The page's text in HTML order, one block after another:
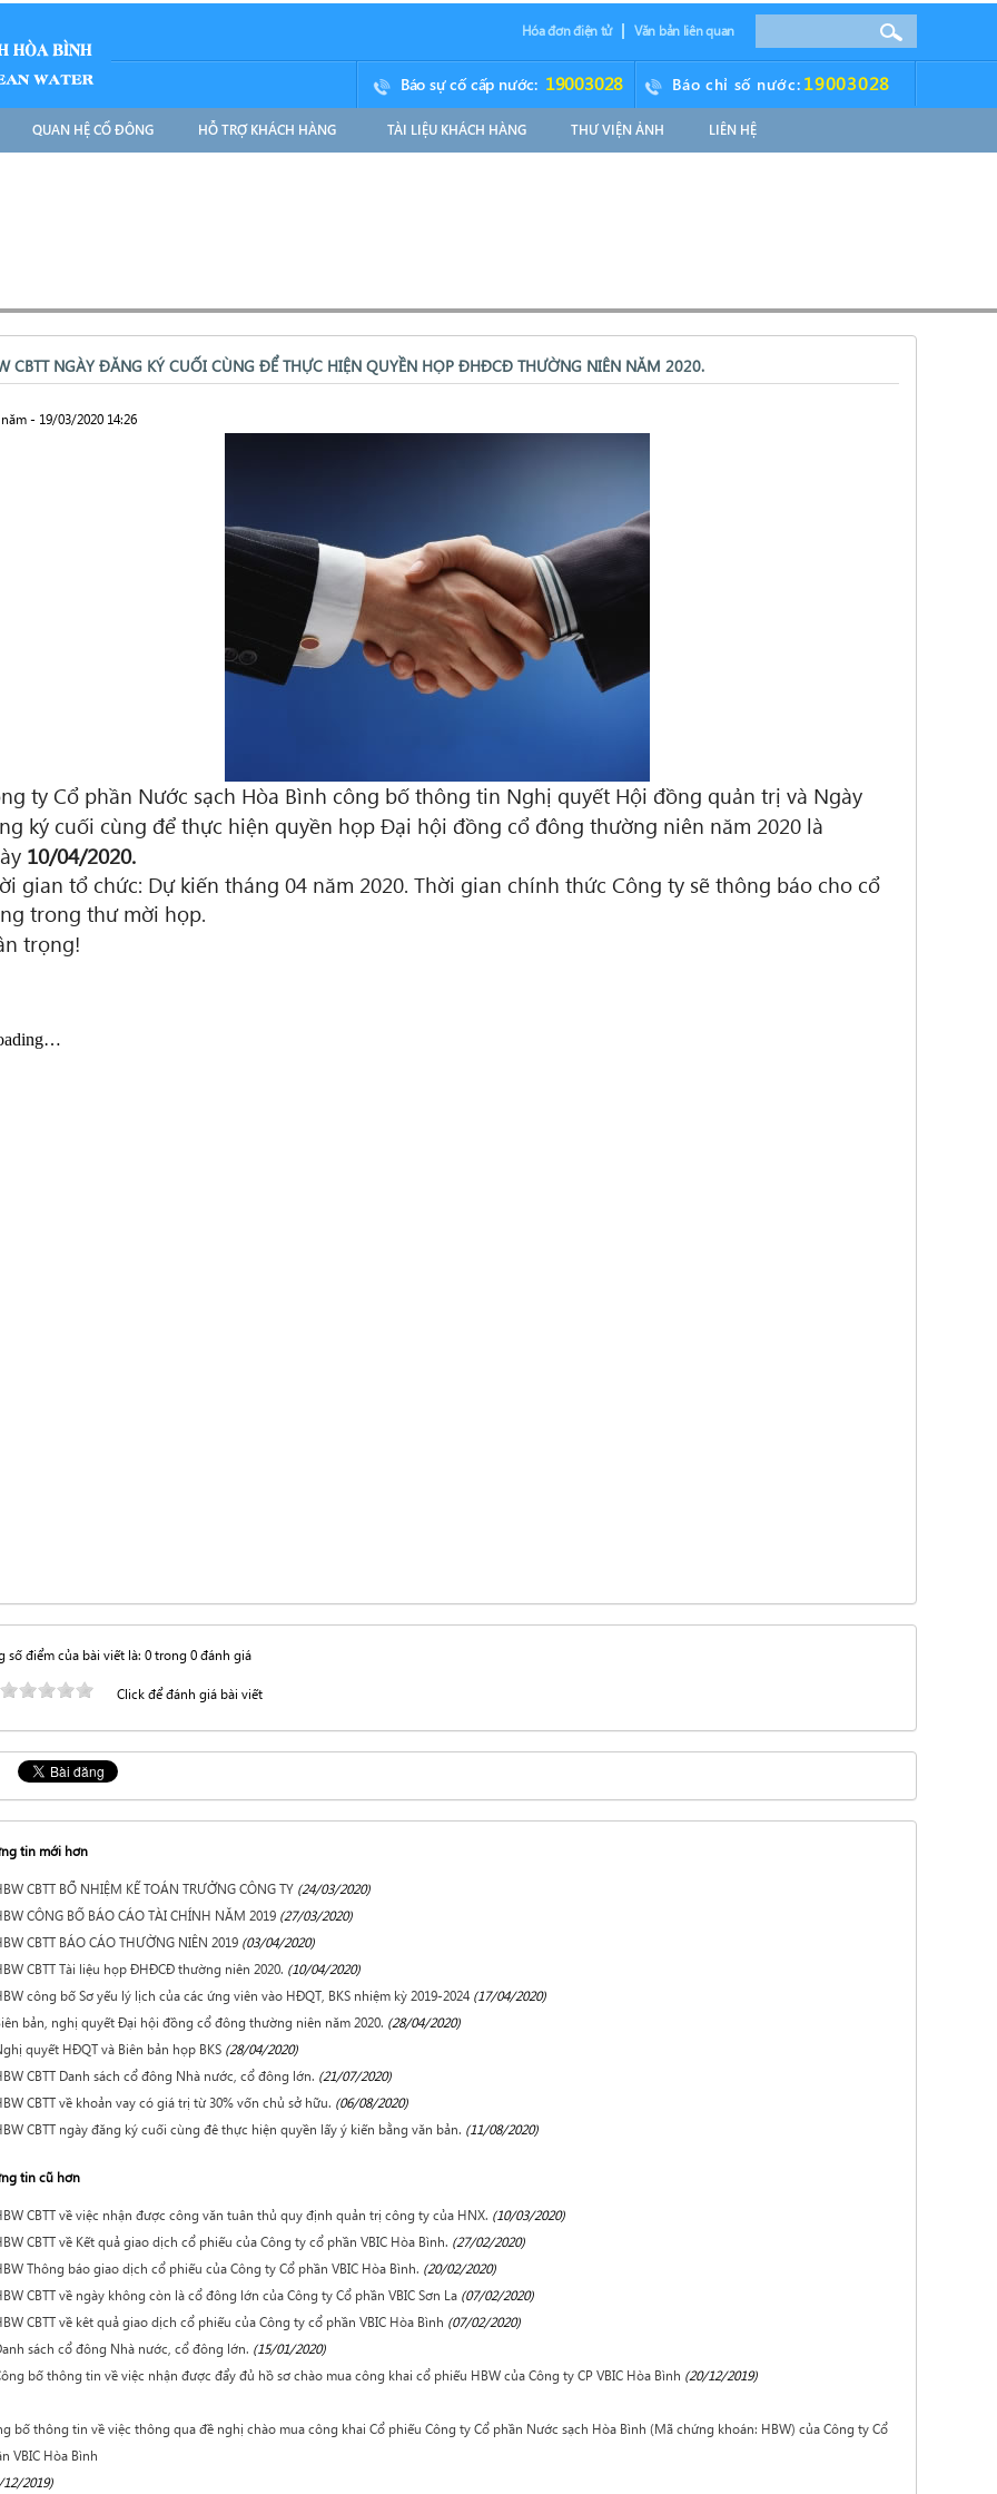
Hóa đơn điện tử Văn bản liên quan
QUAN HỆ CỔ ĐÔNG HỖ TRỢ KHÁCH HÀNG TÀI LIỆU KHÁCH HÀNG THƯ VIỆN ẢNH LIÊN HỆ
Báo sự cố cấp nước: 19003028 Báo chỉ số nước: 19003028
CBTT NGÀY ĐĂNG KÝ CUỐI CÙNG ĐỂ THỰC HIỆN QUYỀN HỌP ĐHĐCĐ THƯỜNG NIÊN NĂM 2020.
- 19/03/2020 14:26
ty Cổ phần Nước sạch Hòa Bình công bố thông tin Nghị quyết Hội đồng quản trị và Ngày
ký cuối cùng để thực hiện quyền họp Đại hội đồng cổ đông thường niên năm 2020 là
10/04/2020.
gian tổ chức: Dự kiến tháng 04 năm 2020. Thời gian chính thức Công ty sẽ thông báo cho cổ
trong thư mời họp.
trọng!
số điểm của bài viết là: 0 trong 0 đánh giá
Click để đánh giá bài viết
tin mới hơn
CBTT BỔ NHIỆM KẾ TOÁN TRƯỞNG CÔNG TY (24/03/2020)
CÔNG BỐ BÁO CÁO TÀI CHÍNH NĂM 2019 (27/03/2020)
CBTT BÁO CÁO THƯỜNG NIÊN 2019 (03/04/2020)
CBTT Tài liệu họp ĐHĐCĐ thường niên 2020. (10/04/2020)
công bố Sơ yếu lý lịch của các ứng viên vào HĐQT, BKS nhiệm kỳ 2019-2024 (17/04/2020)
bản, nghị quyết Đại hội đồng cổ đông thường niên năm 2020. (28/04/2020)
quyết HĐQT và Biên bản họp BKS (28/04/2020)
CBTT Danh sách cổ đông Nhà nước, cổ đông lớn. (21/07/2020)
CBTT về khoản vay có giá trị từ 30% vốn chủ sở hữu. (06/08/2020)
CBTT ngày đăng ký cuối cùng đê thực hiện quyền lấy ý kiến bằng văn bản. (11/08/2020)
tin cũ hơn
CBTT về việc nhận được công văn tuân thủ quy định quản trị công ty của HNX. (10/03/2020)
CBTT về Kết quả giao dịch cổ phiếu của Công ty cổ phần VBIC Hòa Bình. (27/02/2020)
Thông báo giao dịch cổ phiếu của Công ty Cổ phần VBIC Hòa Bình. (20/02/2020)
CBTT về ngày không còn là cổ đông lớn của Công ty Cổ phần VBIC Sơn La (07/02/2020)
CBTT về kêt quả giao dịch cổ phiếu của Công ty cổ phần VBIC Hòa Bình (07/02/2020)
sách cổ đông Nhà nước, cổ đông lớn. (15/01/2020)
bố thông tin về việc nhận được đẩy đủ hồ sơ chào mua công khai cổ phiếu HBW của Công ty CP VBIC Hòa Bình (20/12/2019)
bố thông tin về việc thông qua đề nghị chào mua công khai Cổ phiếu Công ty Cổ phần Nước sạch Hòa Bình (Mã chứng khoán: HBW) của Công ty Cổ
VBIC Hòa Bình
12/2019)